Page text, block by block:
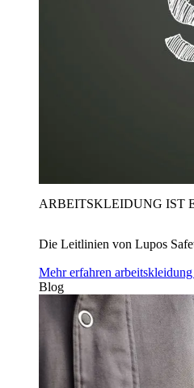
ARBEITSKLEIDUNG IST
Die Leitlinien von Lupos
Mehr erfahren
Blog